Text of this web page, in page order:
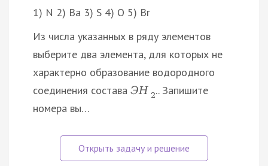
1) N 2) Ba 3) S 4) O 5) Br
Из числа указанных в ряду элементов
выберите два элемента, для которых не
характерно образование водородного
соединения состава ЭH 2.. Запишите
номера вы…